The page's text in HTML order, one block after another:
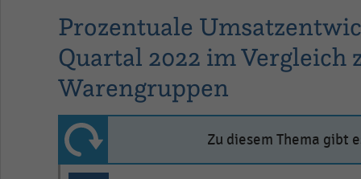
Prozentuale
Quartal 2022 im
Warengruppen
Zu diesem Thema gibt